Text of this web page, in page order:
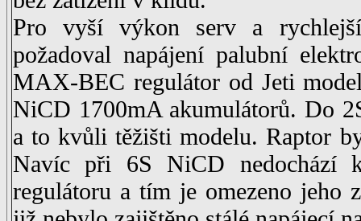
Pro vyší výkon serv a
požadoval napájení palubní
MAX-BEC regulátor od Jeti
NiCD 1700mA akumulátorů. Do
a to kvůli těžišti modelu. Raptor
Navíc při 6S NiCD nedochází
regulátoru a tím je omezeno